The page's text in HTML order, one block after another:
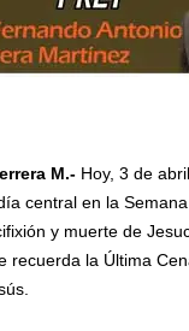
M.- Hoy, 3 de
central en la
y muerte de
recuerda la Última